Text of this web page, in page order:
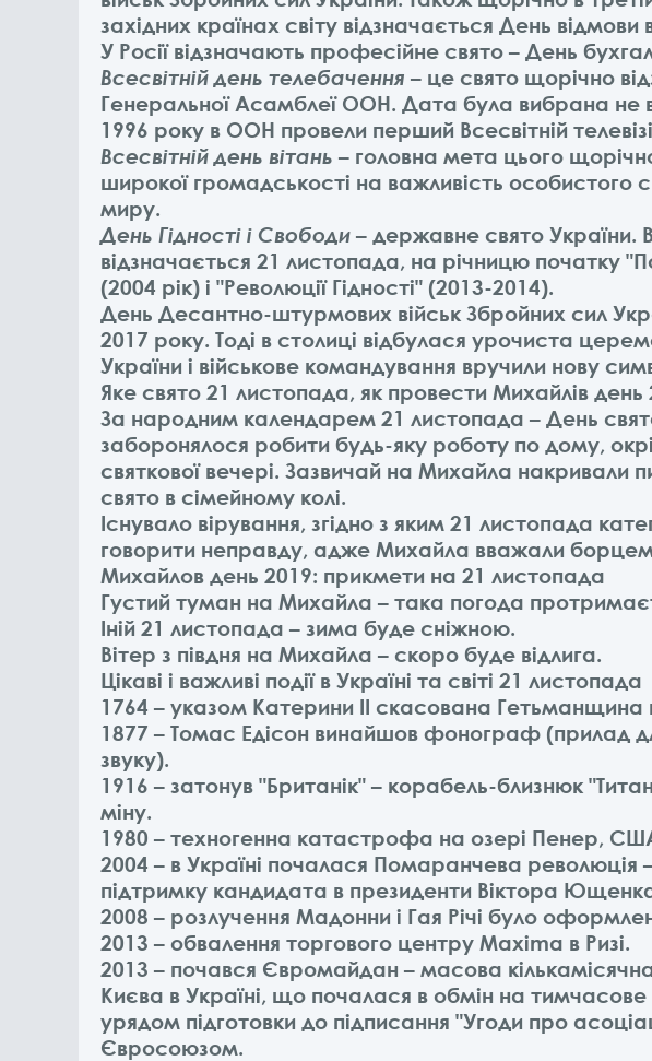
західних країнах світу відзначається День відмови
У Росії відзначають професійне свято – День
Всесвітній день телебачення – це свято щорічно
Генеральної Асамблеї ООН. Дата була вибрана не
1996 року в ООН провели перший Всесвітній
Всесвітній день вітань – головна мета цього
широкої громадськості на важливість особистого
миру.
День Гідності і Свободи – державне свято України.
відзначається 21 листопада, на річницю початку
(2004 рік) і "Революції Гідності" (2013-2014).
День Десантно-штурмових військ Збройних сил
2017 року. Тоді в столиці відбулася урочиста
України і військове командування вручили нову
Яке свято 21 листопада, як провести Михайлів день
За народним календарем 21 листопада – День
заборонялося робити будь-яку роботу по дому,
святкової вечері. Зазвичай на Михайла накривали
свято в сімейному колі.
Існувало вірування, згідно з яким 21 листопада
говорити неправду, адже Михайла вважали борцем
Михайлов день 2019: прикмети на 21 листопада
Густий туман на Михайла – така погода
Іній 21 листопада – зима буде сніжною.
Вітер з півдня на Михайла – скоро буде відлига.
Цікаві і важливі події в Україні та світі 21 листопада
1764 – указом Катерини II скасована Гетьманщина
1877 – Томас Едісон винайшов фонограф (прилад
звуку).
1916 – затонув "Британік" – корабель-близнюк
міну.
1980 – техногенна катастрофа на озері Пенер,
2004 – в Україні почалася Помаранчева революція
підтримку кандидата в президенти Віктора
2008 – розлучення Мадонни і Гая Річі було
2013 – обвалення торгового центру Maxima в Ризі.
2013 – почався Євромайдан – масова
Києва в Україні, що почалася в обмін на
урядом підготовки до підписання "Угоди про
Євросоюзом.